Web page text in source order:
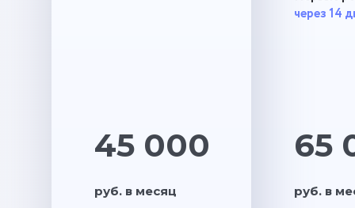
45 000
руб. в месяц
через 14
65
руб. в